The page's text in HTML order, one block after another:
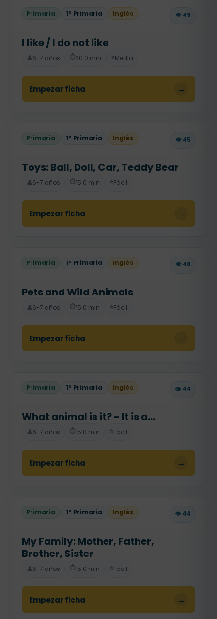
Primaria 1º Primaria Inglés 👁️ 49
I like / I do not like
👤6-7 años ⏱️20.0 min ⭐Media
Empezar ficha →
Primaria 1º Primaria Inglés 👁️ 45
Toys: Ball, Doll, Car, Teddy Bear
👤6-7 años ⏱️15.0 min ⭐Fácil
Empezar ficha →
Primaria 1º Primaria Inglés 👁️ 46
Pets and Wild Animals
👤6-7 años ⏱️15.0 min ⭐Fácil
Empezar ficha →
Primaria 1º Primaria Inglés 👁️ 44
What animal is it? - It is a...
👤6-7 años ⏱️15.0 min ⭐Fácil
Empezar ficha →
Primaria 1º Primaria Inglés 👁️ 44
My Family: Mother, Father,
Brother, Sister
👤6-7 años ⏱️15.0 min ⭐Fácil
Empezar ficha →